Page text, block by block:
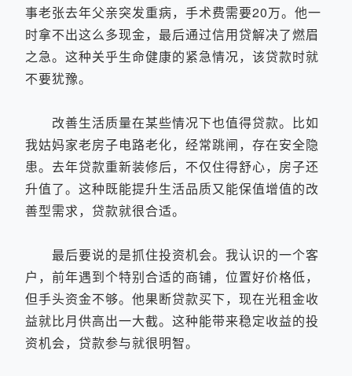
事老张去年父亲突发重病，手术费需要20万。他一
时拿不出这么多现金，最后通过信用贷解决了燃眉
之急。这种关乎生命健康的紧急情况，该贷款时就
不要犹豫。
改善生活质量在某些情况下也值得贷款。比如
我姑妈家老房子电路老化，经常跳闸，存在安全隐
患。去年贷款重新装修后，不仅住得舒心，房子还
升值了。这种既能提升生活品质又能保值增值的改
善型需求，贷款就很合适。
最后要说的是抓住投资机会。我认识的一个客
户，前年遇到个特别合适的商铺，位置好价格低，
但手头资金不够。他果断贷款买下，现在光租金收
益就比月供高出一大截。这种能带来稳定收益的投
资机会，贷款参与就很明智。